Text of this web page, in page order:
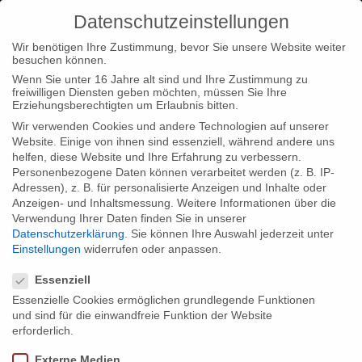
Home Typ|News
Crossmedia-Projekt „Wikinger“ beim
Documentary Campus
Crossmedia-Projekt „Wikinger“ beim
Documentary Campus
Producer Onno Ehlers wird am Samstag, 26.Oktober um 12:00
Uhr beim Documentary Campus das crossmediale Projekt
Datenschutzeinstellungen
Wir benötigen Ihre Zustimmung, bevor Sie unsere Website weiter
besuchen können.
Wenn Sie unter 16 Jahre alt sind und Ihre Zustimmung zu
freiwilligen Diensten geben möchten, müssen Sie Ihre
Erziehungsberechtigten um Erlaubnis bitten.
Wir verwenden Cookies und andere Technologien auf unserer
Website. Einige von ihnen sind essenziell, während andere uns
helfen, diese Website und Ihre Erfahrung zu verbessern.
Personenbezogene Daten können verarbeitet werden (z. B. IP-
Adressen), z. B. für personalisierte Anzeigen und Inhalte oder
Anzeigen- und Inhaltsmessung. Weitere Informationen über die
Verwendung Ihrer Daten finden Sie in unserer
Datenschutzerklärung
Sie können Ihre Auswahl jederzeit unter
Einstellungen widerrufen oder anpassen.
Essenziell
Essenzielle Cookies ermöglichen grundlegende Funktionen
und sind für die einwandfreie Funktion der Website
erforderlich.